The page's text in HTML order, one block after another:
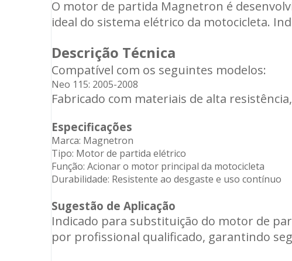
O motor de partida Magnetron é
ideal do sistema elétrico da motocicleta.
Descrição Técnica
Compatível com os seguintes modelos:
Neo 115: 2005-2008
Fabricado com materiais de alta
Especificações
Marca: Magnetron
Tipo: Motor de partida elétrico
Função: Acionar o motor principal da motocicleta
Durabilidade: Resistente ao desgaste e uso contínuo
Sugestão de Aplicação
Indicado para substituição do motor de
por profissional qualificado, garantindo